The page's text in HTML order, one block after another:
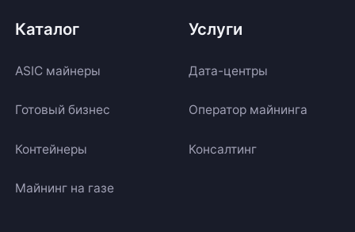
Каталог
ASIC майнеры
Готовый бизнес
Контейнеры
Майнинг на газе
Услуги
Дата-центры
Оператор майнинга
Консалтинг